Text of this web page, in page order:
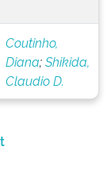
Coutinho,
Diana;Shikida,
Claudio D.